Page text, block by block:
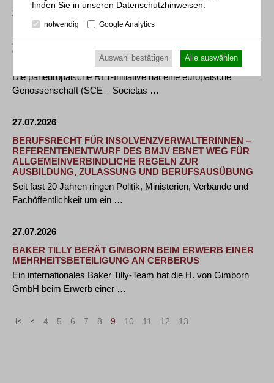
28.07.2026
„REGULATED LAYER ONE“ (RL1) NIMMT DEN BETRIEB
AUF: CHARTERED INVESTMENT IST
GRÜNDUNGSMITGLIED DER PANEUROPÄISCHEN
BLOCKCHAIN-KOOPERATIVE
Die paneuropäische RL1-Initiative hat eine europäische
Genossenschaft (SCE – Societas …
27.07.2026
BERUFSRECHT FÜR INSOLVENZVERWALTERINNEN –
REFERENTENENTWURF DES BMJV EBNET WEG FÜR
ALLGEMEINVERBINDLICHE REGELN ZUR
AUSBILDUNG, ZULASSUNG UND BERUFSAUSÜBUNG
Seit fast 20 Jahren ringen Politik, Ministerien, Verbände und
Fachöffentlichkeit um ein …
27.07.2026
BAKER TILLY BERÄT GIMBORN BEIM ERWERB EINER
MEHRHEITSBETEILIGUNG AN CERBERUS
Ein internationales Baker Tilly-Team hat die H. von Gimborn
GmbH beim Erwerb einer …
« < 4 5 6 7 8 9 10 11 12 13
Datenschutzhinweisen.
notwendig Google Analytics
Auswahl bestätigen Alle auswählen